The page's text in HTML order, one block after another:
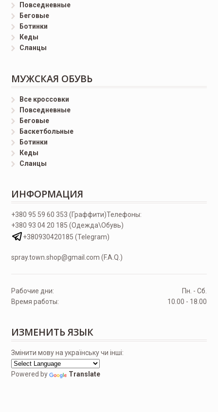
Повседневные
Беговые
Ботинки
Кеды
Сланцы
МУЖСКАЯ ОБУВЬ
Все кроссовки
Повседневные
Беговые
Баскетбольные
Ботинки
Кеды
Сланцы
ИНФОРМАЦИЯ
Телефоны:
+380 95 59 60 353 (Граффити)
+380 93 04 20 185 (Одежда\Обувь)
+380930420185 (Telegram)
spray.town.shop@gmail.com (F.A.Q.)
Рабочие дни:
Пн. - Сб.
Время работы:
10.00 - 18.00
ИЗМЕНИТЬ ЯЗЫК
Змінити мову на українську чи інші:
Powered by Translate